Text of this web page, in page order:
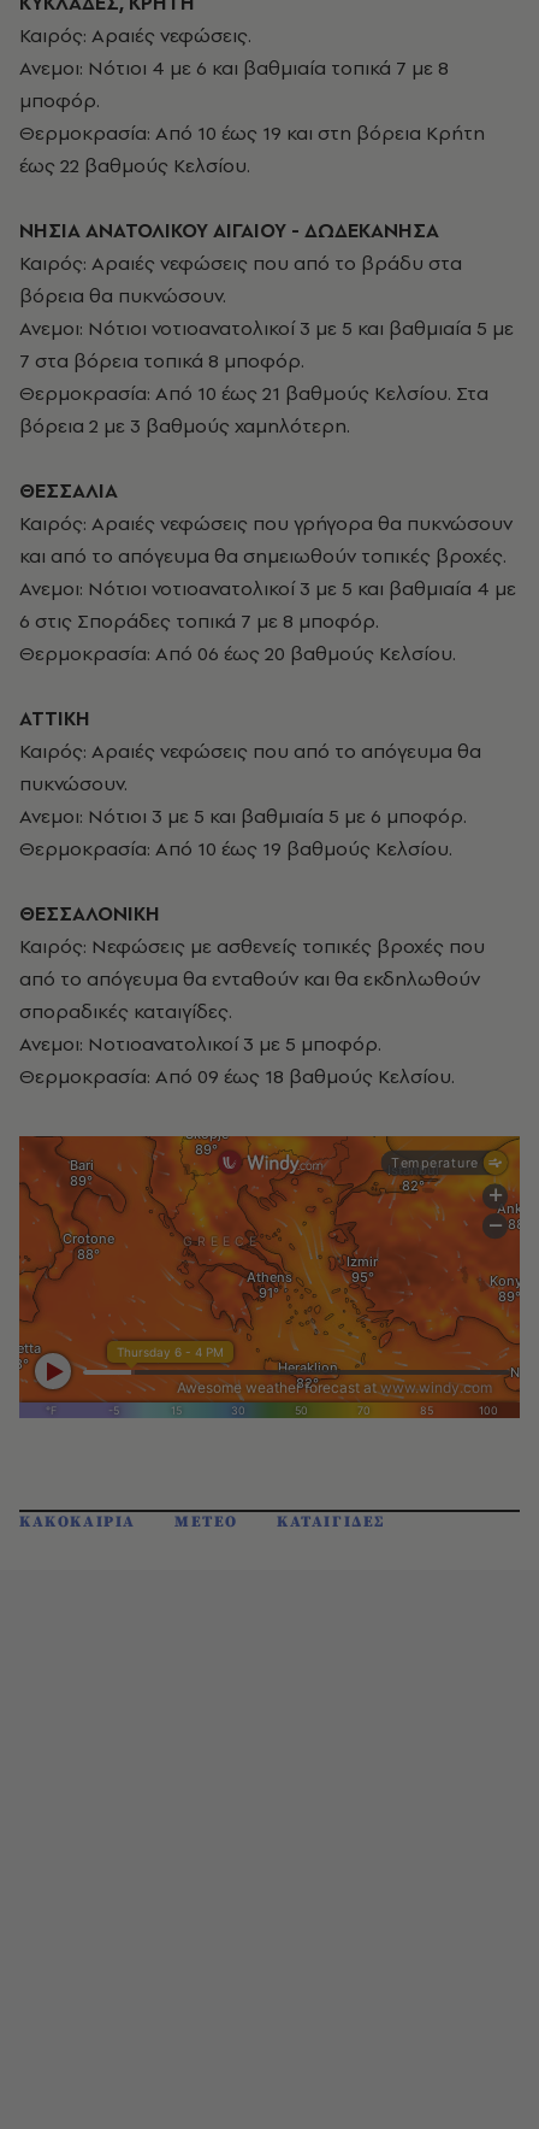
Καιρός: Αραιές νεφώσεις.
Ανεμοι: Νότιοι 4 με 6 και βαθμιαία τοπικά 7 με 8
μποφόρ.
Θερμοκρασία: Από 10 έως 19 και στη βόρεια Κρήτη
έως 22 βαθμούς Κελσίου.
ΝΗΣΙΑ ΑΝΑΤΟΛΙΚΟΥ ΑΙΓΑΙΟΥ - ΔΩΔΕΚΑΝΗΣΑ
Καιρός: Αραιές νεφώσεις που από το βράδυ στα
βόρεια θα πυκνώσουν.
Ανεμοι: Νότιοι νοτιοανατολικοί 3 με 5 και βαθμιαία 5 με
7 στα βόρεια τοπικά 8 μποφόρ.
Θερμοκρασία: Από 10 έως 21 βαθμούς Κελσίου. Στα
βόρεια 2 με 3 βαθμούς χαμηλότερη.
ΘΕΣΣΑΛΙΑ
Καιρός: Αραιές νεφώσεις που γρήγορα θα πυκνώσουν
και από το απόγευμα θα σημειωθούν τοπικές βροχές.
Ανεμοι: Νότιοι νοτιοανατολικοί 3 με 5 και βαθμιαία 4 με
6 στις Σποράδες τοπικά 7 με 8 μποφόρ.
Θερμοκρασία: Από 06 έως 20 βαθμούς Κελσίου.
ΑΤΤΙΚΗ
Καιρός: Αραιές νεφώσεις που από το απόγευμα θα
πυκνώσουν.
Ανεμοι: Νότιοι 3 με 5 και βαθμιαία 5 με 6 μποφόρ.
Θερμοκρασία: Από 10 έως 19 βαθμούς Κελσίου.
ΘΕΣΣΑΛΟΝΙΚΗ
Καιρός: Νεφώσεις με ασθενείς τοπικές βροχές που
από το απόγευμα θα ενταθούν και θα εκδηλωθούν
σποραδικές καταιγίδες.
Ανεμοι: Νοτιοανατολικοί 3 με 5 μποφόρ.
Θερμοκρασία: Από 09 έως 18 βαθμούς Κελσίου.
ΚΑΚΟΚΑΙΡΙΑ METEO ΚΑΤΑΙΓΙΔΕΣ